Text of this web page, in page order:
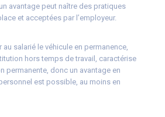
avantage peut naître des pratiques
et acceptées par l’employeur.
salarié le véhicule en permanence,
hors temps de travail, caractérise
permanente, donc un avantage en
est possible, au moins en